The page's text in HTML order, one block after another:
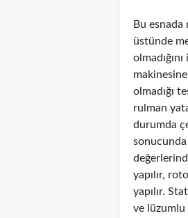
Bu
üstünde
olmadığı
rulman
durumda
yapılır,
yapılır.
ve lüzumlu